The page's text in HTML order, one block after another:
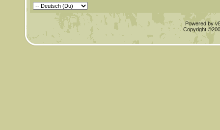
Powered by
Copyright